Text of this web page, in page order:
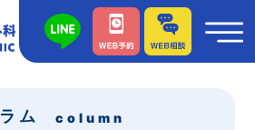
ム column